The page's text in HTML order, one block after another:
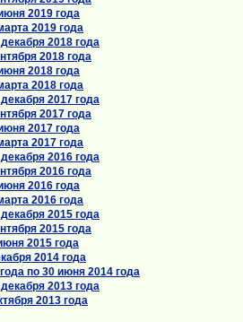
2019 года
2019 года
2018 года
2018 года
2018 года
2018 года
2017 года
2017 года
2017 года
2017 года
2016 года
2016 года
2016 года
2016 года
2015 года
2015 года
2015 года
2014 года
по 30 июня 2014 года
2013 года
2013 года